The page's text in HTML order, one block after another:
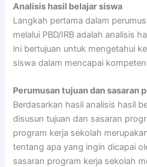
Analisis hasil belajar siswa
Langkah pertama dalam
melalui PBD/IRB adalah analisis
ini bertujuan untuk mengetahui
siswa dalam mencapai
Perumusan tujuan dan sasaran
Berdasarkan hasil analisis hasil
disusun tujuan dan sasaran
program kerja sekolah
tentang apa yang ingin dicapai
sasaran program kerja sekolah